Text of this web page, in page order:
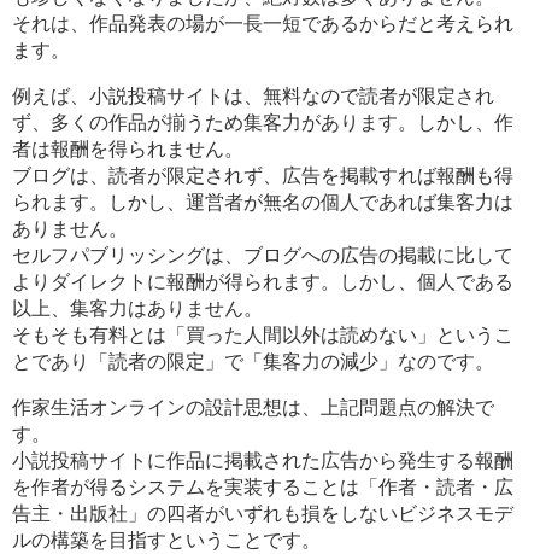
それは、作品発表の場が一長一短であるからだと考えられ
ます。
例えば、小説投稿サイトは、無料なので読者が限定され
ず、多くの作品が揃うため集客力があります。しかし、作
者は報酬を得られません。
ブログは、読者が限定されず、広告を掲載すれば報酬も得
られます。しかし、運営者が無名の個人であれば集客力は
ありません。
セルフパブリッシングは、ブログへの広告の掲載に比して
よりダイレクトに報酬が得られます。しかし、個人である
以上、集客力はありません。
そもそも有料とは「買った人間以外は読めない」というこ
とであり「読者の限定」で「集客力の減少」なのです。
作家生活オンラインの設計思想は、上記問題点の解決で
す。
小説投稿サイトに作品に掲載された広告から発生する報酬
を作者が得るシステムを実装することは「作者・読者・広
告主・出版社」の四者がいずれも損をしないビジネスモデ
ルの構築を目指すということです。